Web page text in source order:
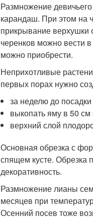
Размножение
карандаш. При этом на
прикрывание верхушки
черенков можно вести
можно приобрести.
Неприхотливые
первых порах нужно
за неделю до
выкопать яму в 50
верхний слой
Основная обрезка с
спящем кусте. Обрезка
декоративность.
Размножение лианы
месяцев при
Осенний посев тоже